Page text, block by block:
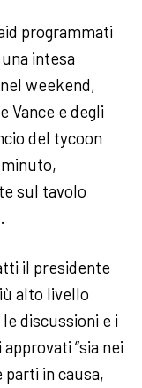
programmati
intesa
weekend,
Vance e degli
del tycoon
sul tavolo
il presidente
alto livello
discussioni e i
“sia nei
parti in causa,